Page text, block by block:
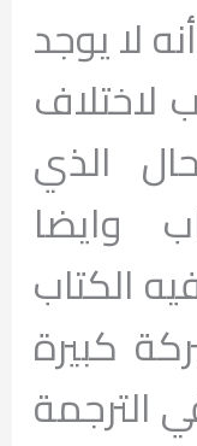
لا يوجد
لاختلاف
الذي
وايضا
الكتاب
كبيرة
الترجمة